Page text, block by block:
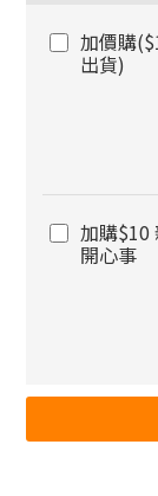
加價購
出貨)
加購$10
開心事